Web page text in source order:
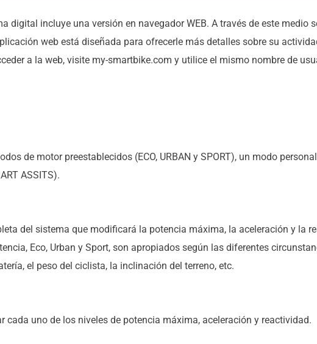
incluye una versión en navegador WEB. A través de este medio
web está diseñada para ofrecerle más detalles sobre su
a la web, visite my-smartbike.com y utilice el mismo nombre de
de motor preestablecidos (ECO, URBAN y SPORT), un modo
ASSITS).
del sistema que modificará la potencia máxima, la aceleración y la
Eco, Urban y Sport, son apropiados según las diferentes
el peso del ciclista, la inclinación del terreno, etc.
uno de los niveles de potencia máxima, aceleración y reactividad.